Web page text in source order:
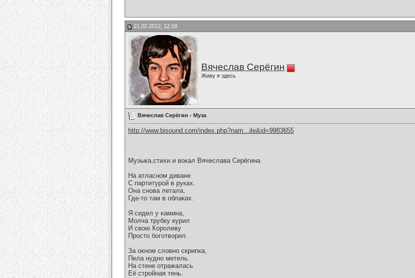
21.02.2012, 12:18
Вячеслав Серёгин
Живу я здесь
Вячеслав Серёгин - Муза
http://www.bisound.com/index.php?nam...ile&id=9983655
Музыка,стихи и вокал Вячеслава Серёгина
На атласном диване
С партитурой в руках.
Она снова летала,
Где-то там в облаках.
Я сидел у камина,
Молча трубку курил
И свою Королеву
Просто боготворил.
За окном словно скрипка,
Пела нудно метель.
На стене отражалась
Её стройная тень.